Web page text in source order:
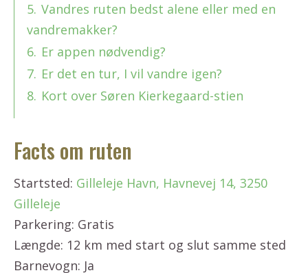
5. Vandres ruten bedst alene eller med en
vandremakker?
6. Er appen nødvendig?
7. Er det en tur, I vil vandre igen?
8. Kort over Søren Kierkegaard-stien
Facts om ruten
Startsted: Gilleleje Havn, Havnevej 14, 3250
Gilleleje
Parkering: Gratis
Længde: 12 km med start og slut samme sted
Barnevogn: Ja